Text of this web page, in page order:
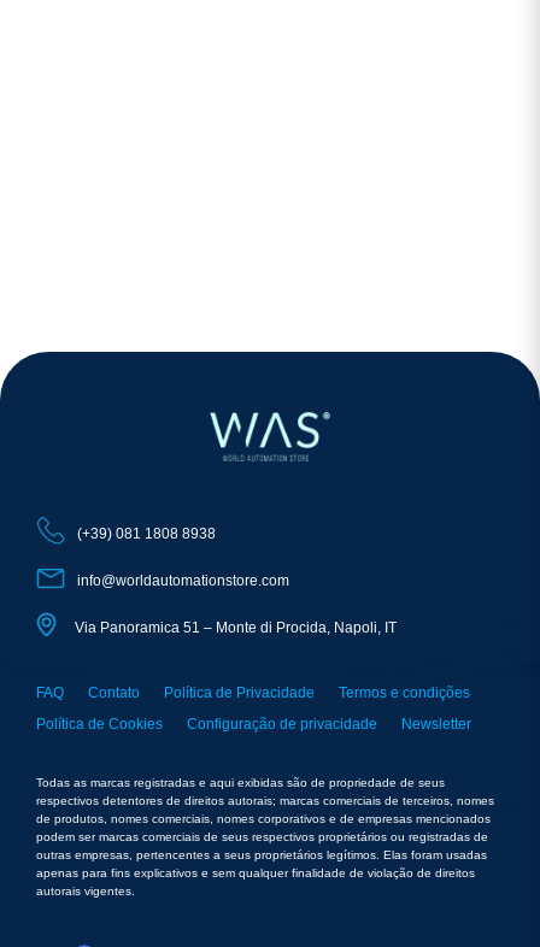
(+39) 081 1808 8938
info@worldautomationstore.com
Via Panoramica 51 – Monte di Procida, Napoli, IT
FAQ Contato Política de Privacidade
Termos e condições
Política de Cookies
Configuração de privacidade Newsletter
Todas as marcas registradas e aqui exibidas são de propriedade de seus
respectivos detentores de direitos autorais; marcas comerciais de terceiros, nomes
de produtos, nomes comerciais, nomes corporativos e de empresas mencionados
podem ser marcas comerciais de seus respectivos proprietários ou registradas de
outras empresas, pertencentes a seus proprietários legítimos. Elas foram usadas
apenas para fins explicativos e sem qualquer finalidade de violação de direitos
autorais vigentes.